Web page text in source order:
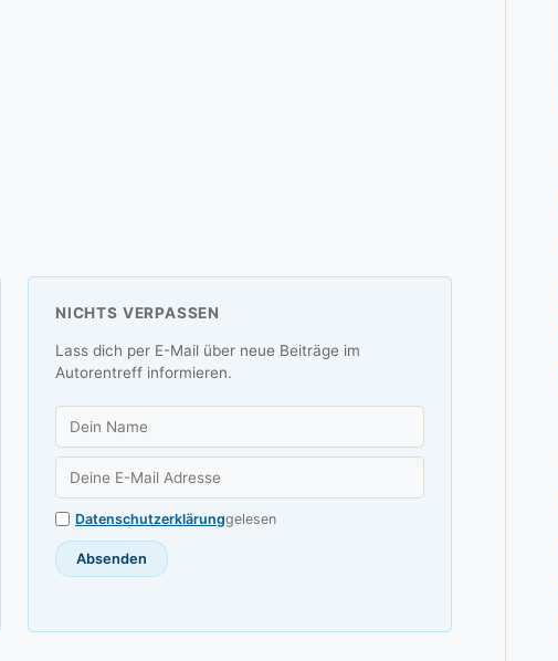
NICHTS VERPASSEN
Lass dich per E-Mail über neue Beiträge im
Autorentreff informieren.
Datenschutzerklärunggelesen